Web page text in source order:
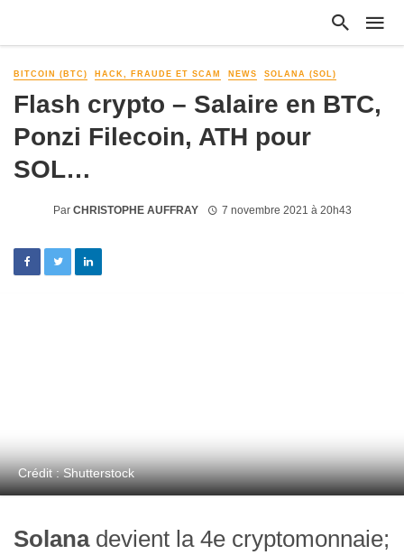
BITCOIN (BTC) HACK, FRAUDE ET SCAM NEWS SOLANA (SOL)
Flash crypto – Salaire en BTC,
Ponzi Filecoin, ATH pour
SOL…
Par CHRISTOPHE AUFFRAY 7 novembre 2021 à 20h43
Crédit : Shutterstock
Solanadevient la 4e cryptomonnaie;